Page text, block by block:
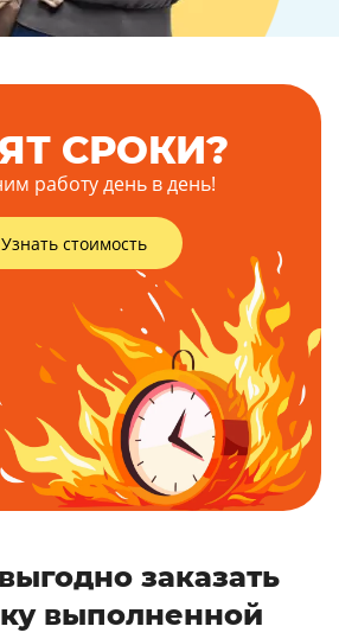
СРОКИ?
работу день в день!
Узнать стоимость
заказать
выполненной